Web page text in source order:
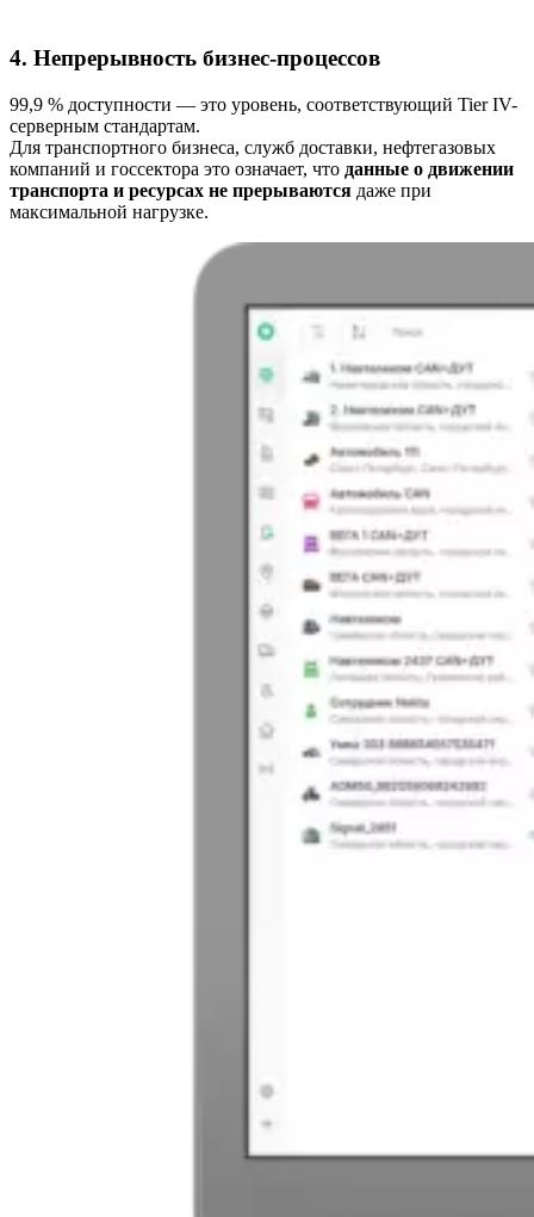
4. Непрерывность бизнес-процессов
99,9 % доступности — это уровень, соответствующий Tier IV-
серверным стандартам.
Для транспортного бизнеса, служб доставки, нефтегазовых
компаний и госсектора это означает, что данные о движении
транспорта и ресурсах не прерываются даже при
максимальной нагрузке.